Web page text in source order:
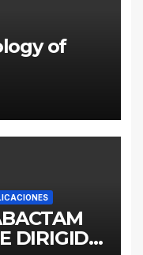
of
DIRIGIDO